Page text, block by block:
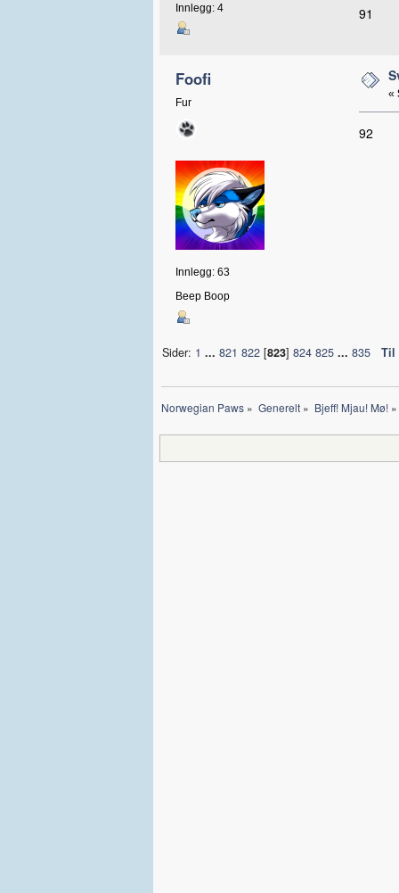
Innlegg: 4
91
Foofi
Fur
Innlegg: 63
Beep Boop
«
92
Sider: 1 ... 821 822[823] 824 825 ... 835 Til
Norwegian Paws » Generelt» Bjeff! Mjau! Mø!»